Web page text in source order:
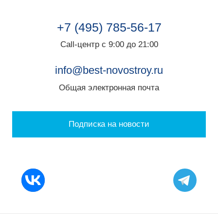
+7 (495) 785-56-17
Call-центр с 9:00 до 21:00
info@best-novostroy.ru
Общая электронная почта
Подписка на новости